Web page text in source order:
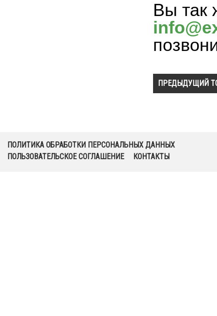
Вы так
ПРЕДЫДУЩИЙ
ПОЛИТИКА ОБРАБОТКИ ПЕРСОНАЛЬНЫХ ДАННЫХ
ПОЛЬЗОВАТЕЛЬСКОЕ СОГЛАШЕНИЕ
КОНТАКТЫ